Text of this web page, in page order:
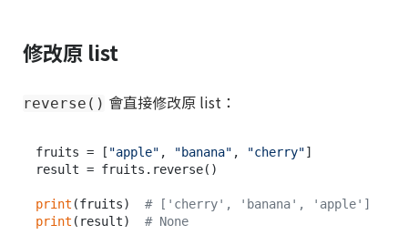
修改原 list
reverse() 會直接修改原 list：
fruits = [ "apple" , "banana" , "cherry"]
result = fruits.reverse()
print (fruits) # ['cherry', 'banana', 'apple']
print (result) # None